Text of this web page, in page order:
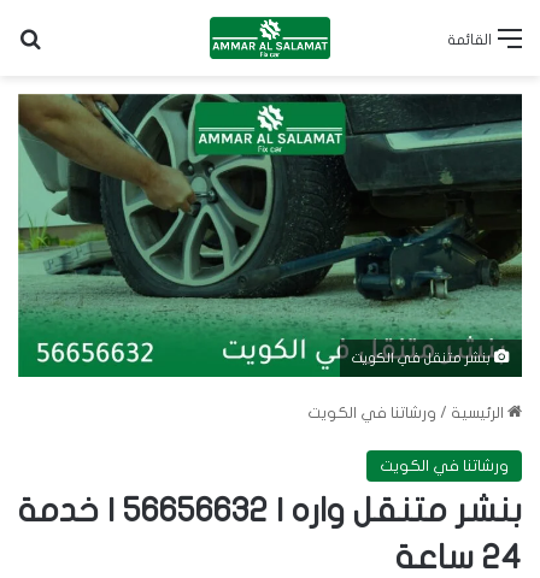
القائمة
بنشر متنقل في الكويت
الرئيسية / ورشاتنا في الكويت
ورشاتنا في الكويت
بنشر متنقل واره | 56656632 | خدمة
24 ساعة